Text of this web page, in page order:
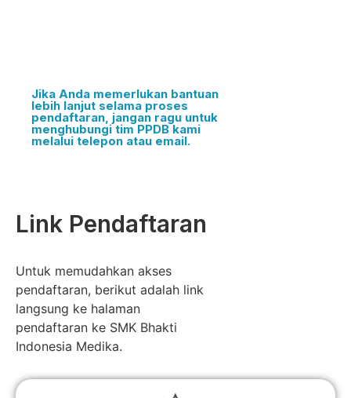
Jika Anda memerlukan bantuan
lebih lanjut selama proses
pendaftaran, jangan ragu untuk
menghubungi tim PPDB kami
melalui telepon atau email.
Link Pendaftaran
Untuk memudahkan akses
pendaftaran, berikut adalah link
langsung ke halaman
pendaftaran ke SMK Bhakti
Indonesia Medika.